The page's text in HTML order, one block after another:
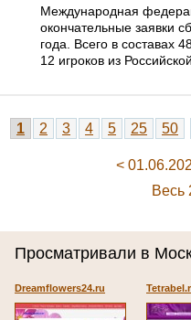
Международная
окончательные заявки
года. Всего в составах
12 игроков из
1 2 3 4 5 25 50
<
Весь
Просматривали в
Dreamflowers24.ru